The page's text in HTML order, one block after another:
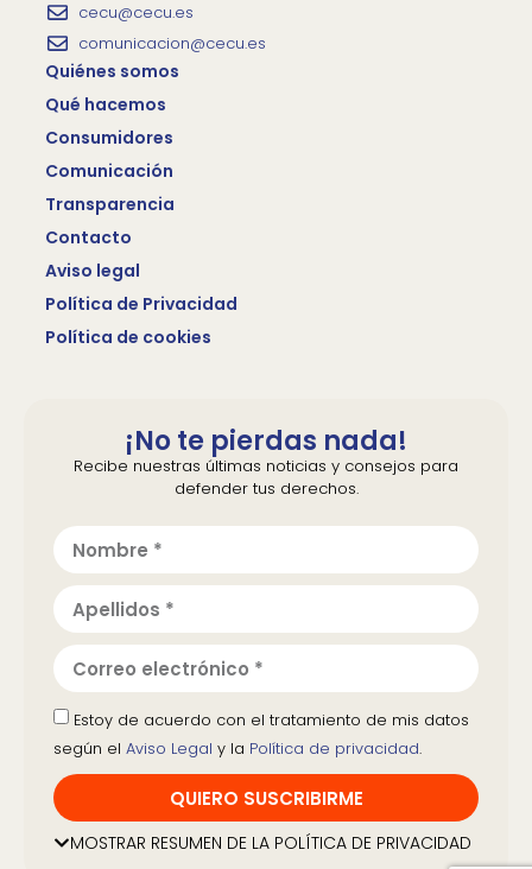
cecu@cecu.es
comunicacion@cecu.es
Quiénes somos
Qué hacemos
Consumidores
Comunicación
Transparencia
Contacto
Aviso legal
Política de Privacidad
Política de cookies
¡No te pierdas nada!
Recibe nuestras últimas noticias y consejos para
defender tus derechos.
Estoy de acuerdo con el tratamiento de mis datos
según el Aviso Legal y la Política de privacidad.
QUIERO SUSCRIBIRME
Al marcar esta casilla acepta recibir información
acerca de las actividades y campañas de CECU
MOSTRAR RESUMEN DE LA POLÍTICA DE PRIVACIDAD